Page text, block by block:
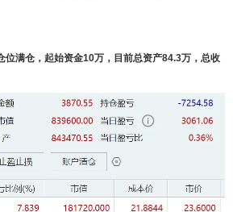
位满仓，起始资金10万，目前总资产84.3万，总收